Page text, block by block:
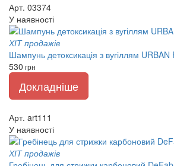
Арт. 03374
У наявності
ХІТ продажів
Шампунь детоксикація з вугіллям
530 грн
Докладніше
Арт. art111
У наявності
ХІТ продажів